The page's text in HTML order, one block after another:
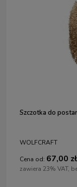
Szczotka do
WOLFCRAFT
Cena od: 67,00 zł
zawiera 23% VAT,